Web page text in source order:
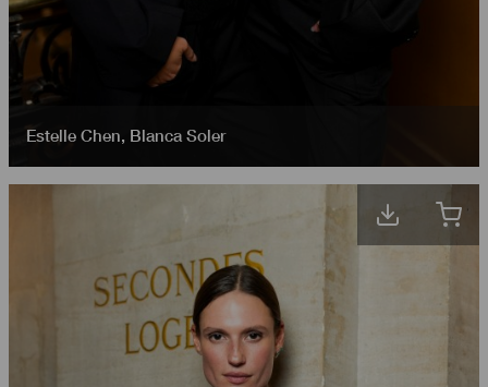
Estelle Chen, Blanca Soler